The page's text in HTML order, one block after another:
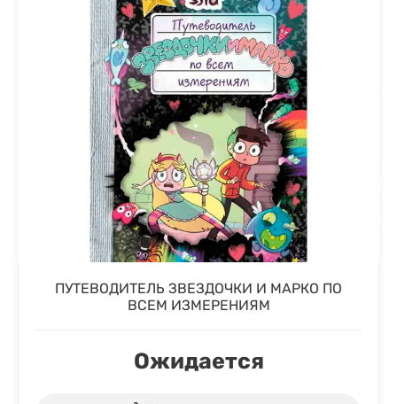
ПУТЕВОДИТЕЛЬ ЗВЕЗДОЧКИ И МАРКО ПО
ВСЕМ ИЗМЕРЕНИЯМ
Ожидается